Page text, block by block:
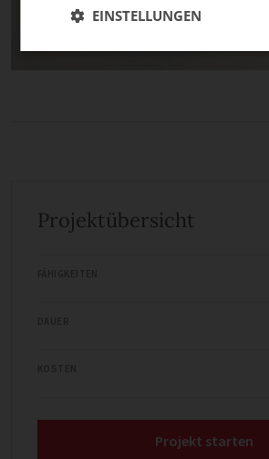
Projektübersicht
Projekt starten
EINSTELLUNGEN